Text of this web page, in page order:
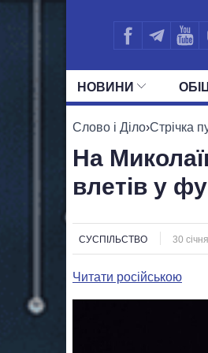
НОВИНИ
Слово і Діло›Стрічка
На
влетів у
СУСПІЛЬСТВО 30
Читати російською